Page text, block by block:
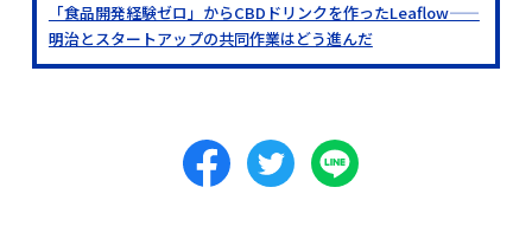
「食品開発経験ゼロ」からCBDドリンクを作ったLeaflow——
明治とスタートアップの共同作業はどう進んだ